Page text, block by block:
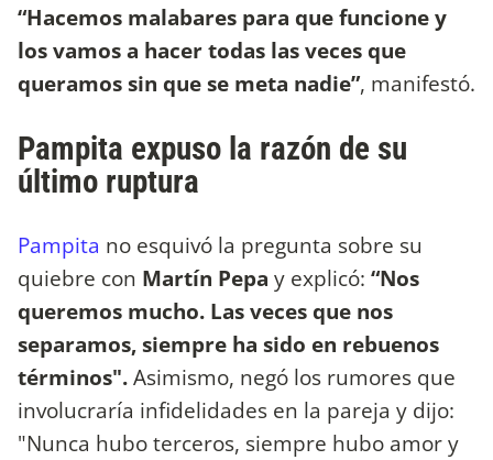
“Hacemos malabares para que funcione y
los vamos a hacer todas las veces que
queramos sin que se meta nadie”, manifestó.
Pampita expuso la razón de su
último ruptura
Pampita no esquivó la pregunta sobre su
quiebre con Martín Pepa y explicó: “Nos
queremos mucho. Las veces que nos
separamos, siempre ha sido en rebuenos
términos".Asimismo, negó los rumores que
involucraría infidelidades en la pareja y dijo:
"Nunca hubo terceros, siempre hubo amor y